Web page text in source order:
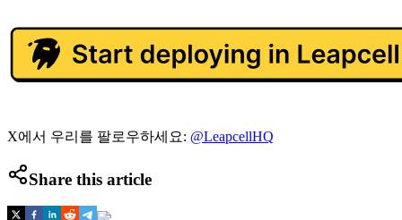
X에서 우리를 팔로우하세요: @LeapcellHQ
Share this article